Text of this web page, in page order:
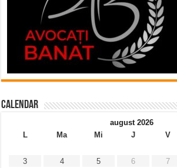
Calendar
august 2026
L
Ma Mi J V
3
4 5 6 7